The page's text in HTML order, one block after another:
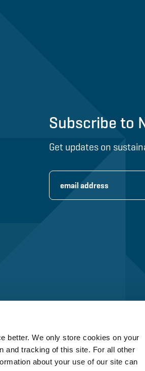
better. We only store cookies on your
and tracking of this site. For all other
about your use of our site can
Subscribe to
Get updates on